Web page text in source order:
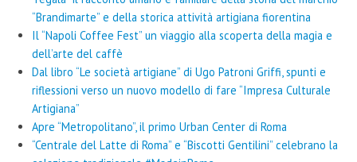
“Brandimarte” e della storica attività artigiana fiorentina
Il “Napoli Coffee Fest” un viaggio alla scoperta della magia e
dell’arte del caffè
Dal libro “Le società artigiane” di Ugo Patroni Griffi, spunti e
riflessioni verso un nuovo modello di fare “Impresa Culturale
Artigiana”
Apre “Metropolitano”, il primo Urban Center di Roma
“Centrale del Latte di Roma” e “Biscotti Gentilini” celebrano la